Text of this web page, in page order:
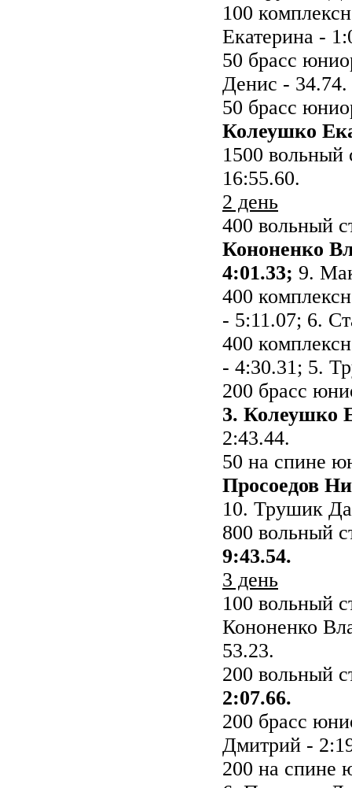
100
Екатерина -
50 брасс
Денис - 34.74.
50 брасс
Колеушко
1500
16:55.60.
2 день
400 вольный
Кононенко
4:01.33; 9.
400
- 5:11.07; 6.
400
- 4:30.31; 5.
200 брасс
3. Колеушко
2:43.44.
50 на спине
Просоедов
10. Трушик
800 вольный
9:43.54.
3 день
100 вольный
Кононенко
53.23.
200 вольный
2:07.66.
200 брасс
Дмитрий -
200 на спине